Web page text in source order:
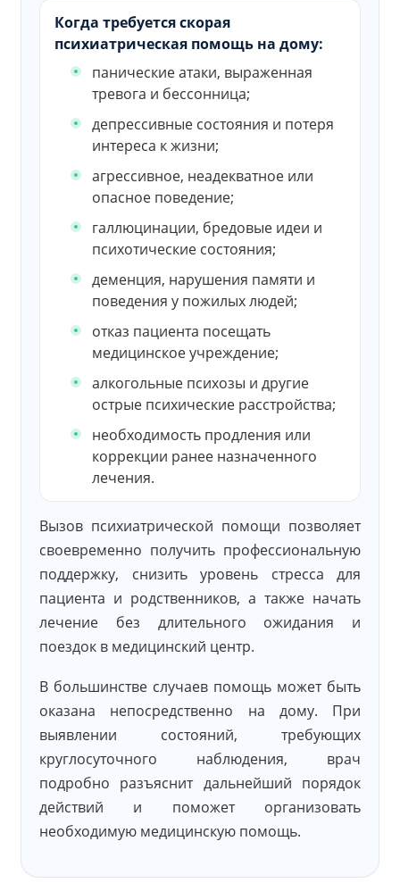
Когда требуется скорая
психиатрическая помощь на дому:
панические атаки, выраженная
тревога и бессонница;
депрессивные состояния и потеря
интереса к жизни;
агрессивное, неадекватное или
опасное поведение;
галлюцинации, бредовые идеи и
психотические состояния;
деменция, нарушения памяти и
поведения у пожилых людей;
отказ пациента посещать
медицинское учреждение;
алкогольные психозы и другие
острые психические расстройства;
необходимость продления или
коррекции ранее назначенного
лечения.
Вызов психиатрической помощи позволяет
своевременно получить профессиональную
поддержку, снизить уровень стресса для
пациента и родственников, а также начать
лечение без длительного ожидания и
поездок в медицинский центр.
В большинстве случаев помощь может быть
оказана непосредственно на дому. При
выявлении состояний, требующих
круглосуточного наблюдения, врач
подробно разъяснит дальнейший порядок
действий и поможет организовать
необходимую медицинскую помощь.